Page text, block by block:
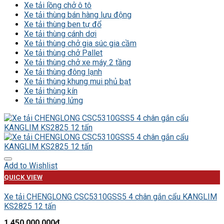
Xe tải lồng chở ô tô
Xe tải thùng bán hàng lưu động
Xe tải thùng ben tự đổ
Xe tải thùng cánh dơi
Xe tải thùng chở gia súc gia cầm
Xe tải thùng chở Pallet
Xe tải thùng chở xe máy 2 tầng
Xe tải thùng đông lạnh
Xe tải thùng khung mui phủ bạt
Xe tải thùng kín
Xe tải thùng lửng
Add to Wishlist
QUICK VIEW
Xe tải CHENGLONG CSC5310GSS5 4 chân gắn cẩu KANGLIM
KS2825 12 tấn